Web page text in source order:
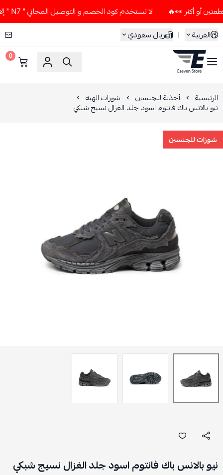
لا تستخدم كود الخصم و التوصيل المجاني " N7 " إلا إذا طلبت قطعتين أو أكثر 👀🔥
العربية
| ريال سعودي
ESEVEN STORE
0
الرئيسية أحذية للجنسين شوزات الهبه
نيو بالانس باك فانتوم اسود جلد الغزال نسيج شبكي
شوزات للجنسين
نيو بالانس باك فانتوم اسود جلد الغزال نسيج شبكي